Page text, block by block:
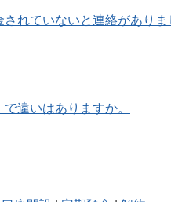
れていないと連絡があり
違いはありますか。